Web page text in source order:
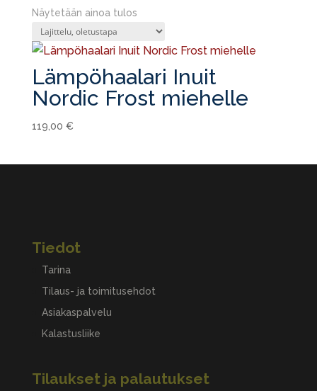
Näytetään ainoa tulos
Lämpöhaalari Inuit
Nordic Frost miehelle
119,00 €
Tiedot
Tarina
Tilaus- ja toimitusehdot
Asiakaspalvelu
Kalastusliike
Tilaukset ja palautukset